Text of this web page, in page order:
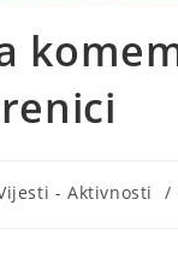
- Aktivnosti /